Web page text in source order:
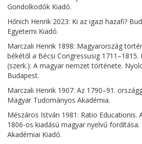
Gondolkodók Kiadó.
Hőnich Henrik 2023: Ki az igazi hazafi?
Egyetemi Kiadó.
Marczali Henrik 1898: Magyarország
békétől a Bécsi Congressusig 1711–1815.
(szerk.): A magyar nemzet története.
Budapest.
Marczali Henrik 1907: Az 1790–91.
Magyar Tudományos Akadémia.
Mészáros István 1981: Ratio Educationis.
1806-os kiadású magyar nyelvű fordítása.
Akadémiai Kiadó.